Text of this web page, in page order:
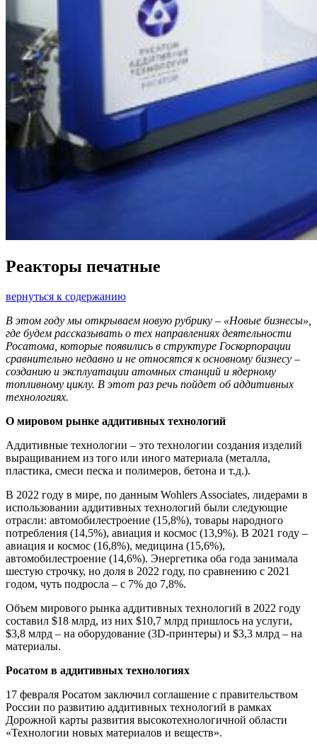
Реакторы печатные
вернуться к содержанию
В этом году мы открываем новую рубрику – «Новые бизнесы»,
где будем рассказывать о тех направлениях деятельности
Росатома, которые появились в структуре Госкорпорации
сравнительно недавно и не относятся к основному бизнесу –
созданию и эксплуатации атомных станций и ядерному
топливному циклу. В этот раз речь пойдет об аддитивных
технологиях.
О мировом рынке аддитивных технологий
Аддитивные технологии – это технологии создания изделий
выращиванием из того или иного материала (металла,
пластика, смеси песка и полимеров, бетона и т.д.).
В 2022 году в мире, по данным Wohlers Associates, лидерами в
использовании аддитивных технологий были следующие
отрасли: автомобилестроение (15,8%), товары народного
потребления (14,5%), авиация и космос (13,9%). В 2021 году –
авиация и космос (16,8%), медицина (15,6%),
автомобилестроение (14,6%). Энергетика оба года занимала
шестую строчку, но доля в 2022 году, по сравнению с 2021
годом, чуть подросла – с 7% до 7,8%.
Объем мирового рынка аддитивных технологий в 2022 году
составил $18 млрд, из них $10,7 млрд пришлось на услуги,
$3,8 млрд – на оборудование (3D-принтеры) и $3,3 млрд – на
материалы.
Росатом в аддитивных технологиях
17 февраля Росатом заключил соглашение с правительством
России по развитию аддитивных технологий в рамках
Дорожной карты развития высокотехнологичной области
«Технологии новых материалов и веществ».